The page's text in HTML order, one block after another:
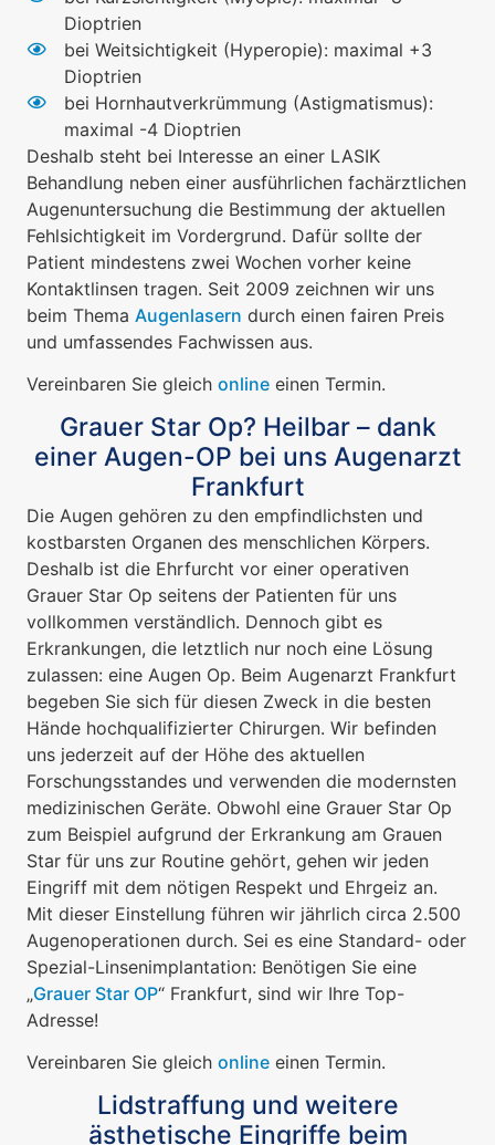
Dioptrien
bei Weitsichtigkeit (Hyperopie): maximal +3
Dioptrien
bei Hornhautverkrümmung (Astigmatismus):
maximal -4 Dioptrien
Deshalb steht bei Interesse an einer LASIK
Behandlung neben einer ausführlichen fachärztlichen
Augenuntersuchung die Bestimmung der aktuellen
Fehlsichtigkeit im Vordergrund. Dafür sollte der
Patient mindestens zwei Wochen vorher keine
Kontaktlinsen tragen. Seit 2009 zeichnen wir uns
beim Thema Augenlasern durch einen fairen Preis
und umfassendes Fachwissen aus.
Vereinbaren Sie gleich online einen Termin.
Grauer Star Op? Heilbar – dank
einer Augen-OP bei uns Augenarzt
Frankfurt
Die Augen gehören zu den empfindlichsten und
kostbarsten Organen des menschlichen Körpers.
Deshalb ist die Ehrfurcht vor einer operativen
Grauer Star Op seitens der Patienten für uns
vollkommen verständlich. Dennoch gibt es
Erkrankungen, die letztlich nur noch eine Lösung
zulassen: eine Augen Op. Beim Augenarzt Frankfurt
begeben Sie sich für diesen Zweck in die besten
Hände hochqualifizierter Chirurgen. Wir befinden
uns jederzeit auf der Höhe des aktuellen
Forschungsstandes und verwenden die modernsten
medizinischen Geräte. Obwohl eine Grauer Star Op
zum Beispiel aufgrund der Erkrankung am Grauen
Star für uns zur Routine gehört, gehen wir jeden
Eingriff mit dem nötigen Respekt und Ehrgeiz an.
Mit dieser Einstellung führen wir jährlich circa 2.500
Augenoperationen durch. Sei es eine Standard- oder
Spezial-Linsenimplantation: Benötigen Sie eine
„Grauer Star OP“ Frankfurt, sind wir Ihre Top-
Adresse!
Vereinbaren Sie gleich online einen Termin.
Lidstraffung und weitere
ästhetische Eingriffe beim